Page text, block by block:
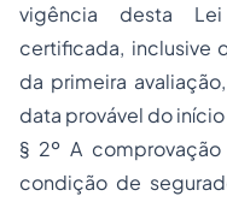
vigência desta
certificada, inclusive
da primeira
data provável do
§ 2º A
condição de